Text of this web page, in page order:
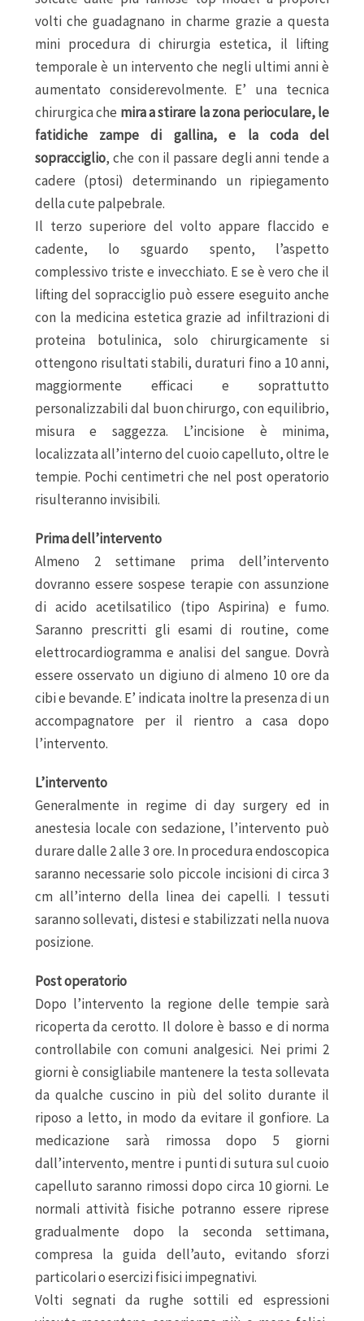
volti che guadagnano in charme grazie a questa
mini procedura di chirurgia estetica, il lifting
temporale è un intervento che negli ultimi anni è
aumentato considerevolmente. E’ una tecnica
chirurgica che mira a stirare la zona perioculare, le
fatidiche zampe di gallina, e la coda del
sopracciglio, che con il passare degli anni tende a
cadere (ptosi) determinando un ripiegamento
della cute palpebrale.
Il terzo superiore del volto appare flaccido e
cadente, lo sguardo spento, l’aspetto
complessivo triste e invecchiato. E se è vero che il
lifting del sopracciglio può essere eseguito anche
con la medicina estetica grazie ad infiltrazioni di
proteina botulinica, solo chirurgicamente si
ottengono risultati stabili, duraturi fino a 10 anni,
maggiormente efficaci e soprattutto
personalizzabili dal buon chirurgo, con equilibrio,
misura e saggezza. L’incisione è minima,
localizzata all’interno del cuoio capelluto, oltre le
tempie. Pochi centimetri che nel post operatorio
risulteranno invisibili.
Prima dell’intervento
Almeno 2 settimane prima dell’intervento
dovranno essere sospese terapie con assunzione
di acido acetilsatilico (tipo Aspirina) e fumo.
Saranno prescritti gli esami di routine, come
elettrocardiogramma e analisi del sangue. Dovrà
essere osservato un digiuno di almeno 10 ore da
cibi e bevande. E’ indicata inoltre la presenza di un
accompagnatore per il rientro a casa dopo
l’intervento.
L’intervento
Generalmente in regime di day surgery ed in
anestesia locale con sedazione, l’intervento può
durare dalle 2 alle 3 ore. In procedura endoscopica
saranno necessarie solo piccole incisioni di circa 3
cm all’interno della linea dei capelli. I tessuti
saranno sollevati, distesi e stabilizzati nella nuova
posizione.
Post operatorio
Dopo l’intervento la regione delle tempie sarà
ricoperta da cerotto. Il dolore è basso e di norma
controllabile con comuni analgesici. Nei primi 2
giorni è consigliabile mantenere la testa sollevata
da qualche cuscino in più del solito durante il
riposo a letto, in modo da evitare il gonfiore. La
medicazione sarà rimossa dopo 5 giorni
dall’intervento, mentre i punti di sutura sul cuoio
capelluto saranno rimossi dopo circa 10 giorni. Le
normali attività fisiche potranno essere riprese
gradualmente dopo la seconda settimana,
compresa la guida dell’auto, evitando sforzi
particolari o esercizi fisici impegnativi.
Volti segnati da rughe sottili ed espressioni